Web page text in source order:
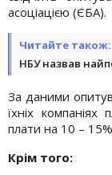
асоціацією (ЄБА).
Читайте також:
НБУ назвав
За даними
їхніх компаніях
плати на 10 –
Крім того: